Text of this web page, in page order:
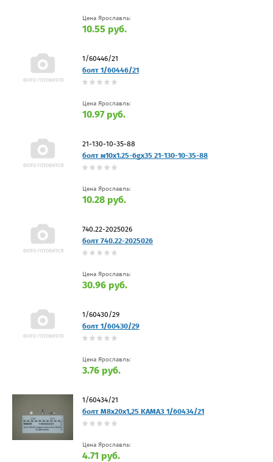
Цена Ярославль:
10.55 руб.
1/60446/21
болт 1/60446/21
Цена Ярославль:
10.97 руб.
21-130-10-35-88
болт м10x1.25-6gx35 21-130-10-35-88
Цена Ярославль:
10.28 руб.
740.22-2025026
болт 740.22-2025026
Цена Ярославль:
30.96 руб.
1/60430/29
болт 1/60430/29
Цена Ярославль:
3.76 руб.
1/60434/21
болт М8х20х1,25 КАМАЗ 1/60434/21
Цена Ярославль:
4.71 руб.